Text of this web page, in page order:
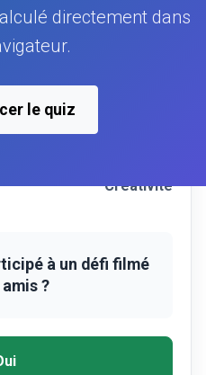
directement dans
le quiz
Créativité
à un défi filmé
?